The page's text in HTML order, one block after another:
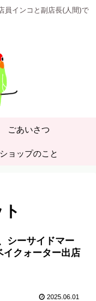
員インコと副店長(人間)で
ごあいさつ
ショップのこと
シーサイドマー
イクォーター出店
2025.06.01